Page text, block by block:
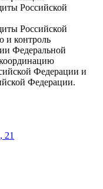
Российской
Российской
и контроль
Федеральной
Федерации и
Федерации.
21